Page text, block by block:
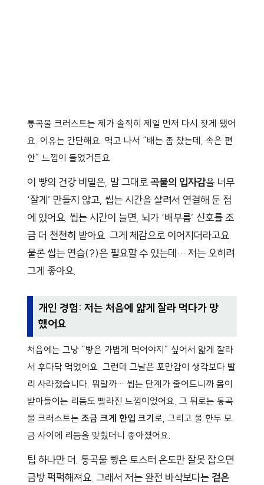
통곡물 크러스트는 제가 솔직히 제일 먼저 다시 찾게 됐어
요. 이유는 간단해요. 먹고 나서 “배는 좀 찼는데, 속은 편
한” 느낌이 들었거든요.
이 빵의 건강 비밀은, 말 그대로곡물의 입자감을 너무
‘잘게’ 만들지 않고, 씹는 시간을 살려서 연결해 둔 점
에 있어요. 씹는 시간이 늘면, 뇌가 ‘배부름’ 신호를 조
금 더 천천히 받아요. 그게 체감으로 이어지더라고요.
물론 씹는 연습(?)은 필요할 수 있는데… 저는 오히려
그게 좋아요.
개인 경험: 저는 처음에 얇게 잘라 먹다가 망
했어요
처음에는 그냥 “빵은 가볍게 먹어야지” 싶어서 얇게 잘라
서 후다닥 먹었어요. 그런데 그날은 포만감이 생각보다 빨
리 사라졌습니다. 뭐랄까… 씹는 단계가 줄어드니까 몸이
받아들이는 리듬도 빨라진 느낌이었어요. 그 뒤로는 통곡
물 크러스트는 조금 크게 한입 크기로, 그리고 물 한두 모
금 사이에 리듬을 맞췄더니 좋아졌어요.
팁 하나만 더. 통곡물 빵은 토스터 온도만 잘못 잡으면
금방 퍽퍽해져요. 그래서 저는 완전 바삭보다는 겉은